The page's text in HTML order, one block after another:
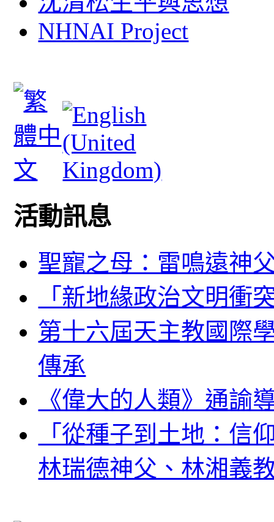
NHNAI Project
活動訊息
聖寵之母：雷鳴遠神
「新地緣政治文明衝
第十六屆天主教國際
傳承
《偉大的人類》通諭
「從種子到土地：信
林瑞德神父、林湘義